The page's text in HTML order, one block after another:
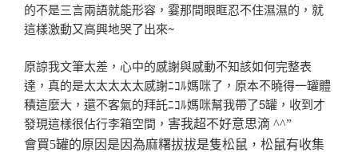
的不是三言兩語就能形容，霎那間眼眶忍不住濕濕的，就
這樣激動又高興地哭了出來~
原諒我文筆太差，心中的感謝與感動不知該如何完整表
達，真的是太太太太太感謝ﾆｺﾙ媽咪了，原本不曉得一罐體
積這麼大，還不客氣的拜託ﾆｺﾙ媽咪幫我帶了5罐，收到才
發現這樣很佔行李箱空間， 害我超不好意思滴 ^^”
會買5罐的原因是因為麻糬拔拔是隻松鼠，松鼠有收集